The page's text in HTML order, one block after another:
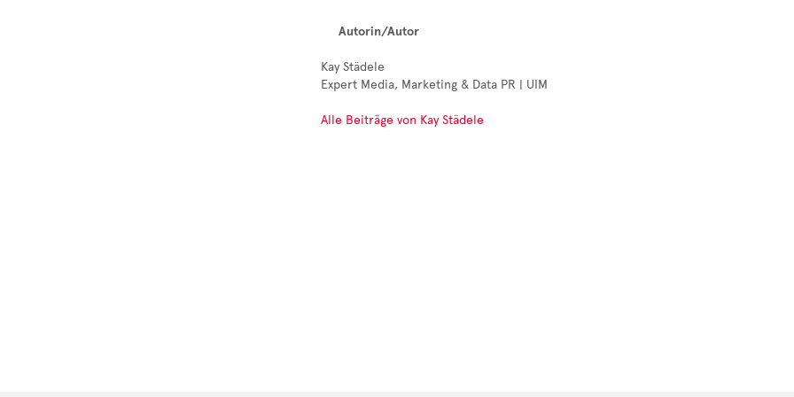
Autorin/Autor
Kay Städele
Expert Media, Marketing & Data PR | UIM
Alle Beiträge von Kay Städele